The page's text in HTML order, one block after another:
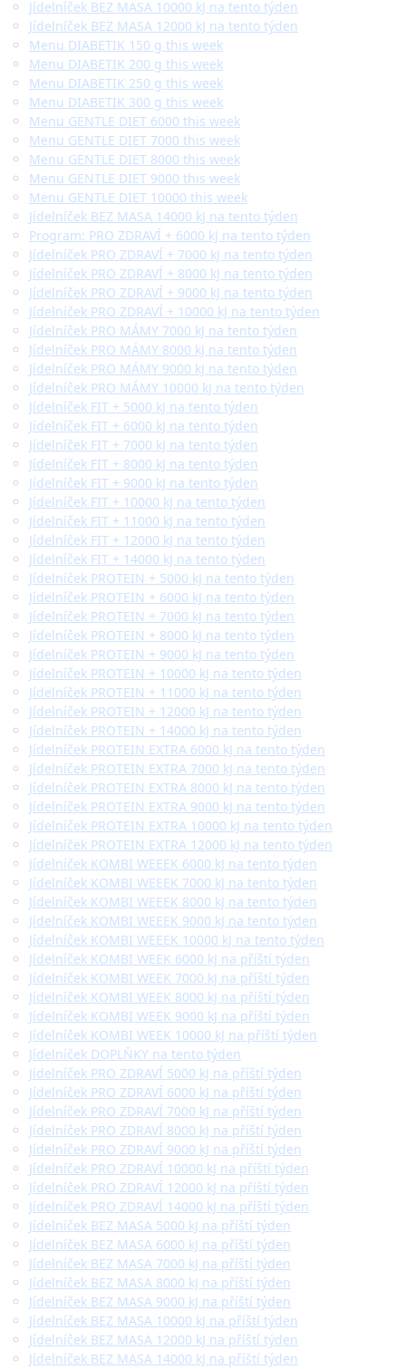
Jídelníček BEZ MASA 10000 kJ na tento týden
Jídelníček BEZ MASA 12000 kJ na tento týden
Menu DIABETIK 150 g this week
Menu DIABETIK 200 g this week
Menu DIABETIK 250 g this week
Menu DIABETIK 300 g this week
Menu GENTLE DIET 6000 this week
Menu GENTLE DIET 7000 this week
Menu GENTLE DIET 8000 this week
Menu GENTLE DIET 9000 this week
Menu GENTLE DIET 10000 this week
Jídelníček BEZ MASA 14000 kJ na tento týden
Program: PRO ZDRAVÍ + 6000 kJ na tento týden
Jídelníček PRO ZDRAVÍ + 7000 kJ na tento týden
Jídelníček PRO ZDRAVÍ + 8000 kJ na tento týden
Jídelníček PRO ZDRAVÍ + 9000 kJ na tento týden
Jídelníček PRO ZDRAVÍ + 10000 kJ na tento týden
Jídelníček PRO MÁMY 7000 kJ na tento týden
Jídelníček PRO MÁMY 8000 kJ na tento týden
Jídelníček PRO MÁMY 9000 kJ na tento týden
Jídelníček PRO MÁMY 10000 kJ na tento týden
Jídelníček FIT + 5000 kJ na tento týden
Jídelníček FIT + 6000 kJ na tento týden
Jídelníček FIT + 7000 kJ na tento týden
Jídelníček FIT + 8000 kJ na tento týden
Jídelníček FIT + 9000 kJ na tento týden
Jídelníček FIT + 10000 kJ na tento týden
Jídelníček FIT + 11000 kJ na tento týden
Jídelníček FIT + 12000 kJ na tento týden
Jídelníček FIT + 14000 kJ na tento týden
Jídelníček PROTEIN + 5000 kJ na tento týden
Jídelníček PROTEIN + 6000 kJ na tento týden
Jídelníček PROTEIN + 7000 kJ na tento týden
Jídelníček PROTEIN + 8000 kJ na tento týden
Jídelníček PROTEIN + 9000 kJ na tento týden
Jídelníček PROTEIN + 10000 kJ na tento týden
Jídelníček PROTEIN + 11000 kJ na tento týden
Jídelníček PROTEIN + 12000 kJ na tento týden
Jídelníček PROTEIN + 14000 kJ na tento týden
Jídelníček PROTEIN EXTRA 6000 kJ na tento týden
Jídelníček PROTEIN EXTRA 7000 kJ na tento týden
Jídelníček PROTEIN EXTRA 8000 kJ na tento týden
Jídelníček PROTEIN EXTRA 9000 kJ na tento týden
Jídelníček PROTEIN EXTRA 10000 kJ na tento týden
Jídelníček PROTEIN EXTRA 12000 kJ na tento týden
Jídelníček KOMBI WEEEK 6000 kJ na tento týden
Jídelníček KOMBI WEEEK 7000 kJ na tento týden
Jídelníček KOMBI WEEEK 8000 kJ na tento týden
Jídelníček KOMBI WEEEK 9000 kJ na tento týden
Jídelníček KOMBI WEEEK 10000 kJ na tento týden
Jídelníček KOMBI WEEK 6000 kJ na příští týden
Jídelníček KOMBI WEEK 7000 kJ na příští týden
Jídelníček KOMBI WEEK 8000 kJ na příští týden
Jídelníček KOMBI WEEK 9000 kJ na příští týden
Jídelníček KOMBI WEEK 10000 kJ na příští týden
Jídelníček DOPLŇKY na tento týden
Jídelníček PRO ZDRAVÍ 5000 kJ na příští týden
Jídelníček PRO ZDRAVÍ 6000 kJ na příští týden
Jídelníček PRO ZDRAVÍ 7000 kJ na příští týden
Jídelníček PRO ZDRAVÍ 8000 kJ na příští týden
Jídelníček PRO ZDRAVÍ 9000 kJ na příští týden
Jídelníček PRO ZDRAVÍ 10000 kJ na příští týden
Jídelníček PRO ZDRAVÍ 12000 kJ na příští týden
Jídelníček PRO ZDRAVÍ 14000 kJ na příští týden
Jídelníček BEZ MASA 5000 kJ na příští týden
Jídelníček BEZ MASA 6000 kJ na příští týden
Jídelníček BEZ MASA 7000 kJ na příští týden
Jídelníček BEZ MASA 8000 kJ na příští týden
Jídelníček BEZ MASA 9000 kJ na příští týden
Jídelníček BEZ MASA 10000 kJ na příští týden
Jídelníček BEZ MASA 12000 kJ na příští týden
Jídelníček BEZ MASA 14000 kJ na příští týden